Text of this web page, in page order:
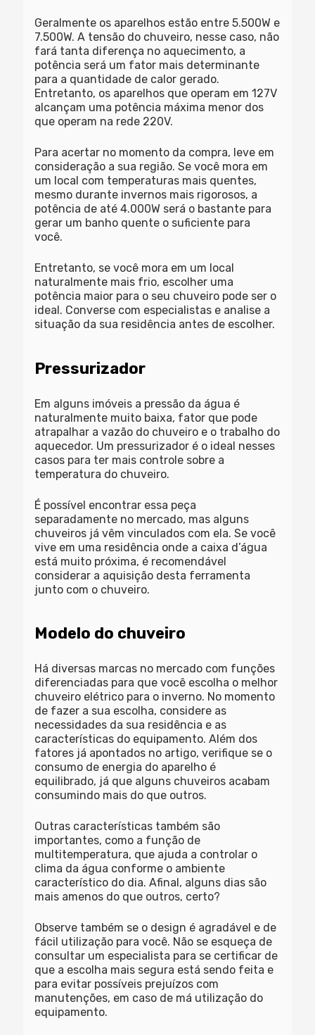
Geralmente os aparelhos estão entre 5.500W e
7.500W. A tensão do chuveiro, nesse caso, não
fará tanta diferença no aquecimento, a
potência será um fator mais determinante
para a quantidade de calor gerado.
Entretanto, os aparelhos que operam em 127V
alcançam uma potência máxima menor dos
que operam na rede 220V.
Para acertar no momento da compra, leve em
consideração a sua região. Se você mora em
um local com temperaturas mais quentes,
mesmo durante invernos mais rigorosos, a
potência de até 4.000W será o bastante para
gerar um banho quente o suficiente para
você.
Entretanto, se você mora em um local
naturalmente mais frio, escolher uma
potência maior para o seu chuveiro pode ser o
ideal. Converse com especialistas e analise a
situação da sua residência antes de escolher.
Pressurizador
Em alguns imóveis a pressão da água é
naturalmente muito baixa, fator que pode
atrapalhar a vazão do chuveiro e o trabalho do
aquecedor. Um pressurizador é o ideal nesses
casos para ter mais controle sobre a
temperatura do chuveiro.
É possível encontrar essa peça
separadamente no mercado, mas alguns
chuveiros já vêm vinculados com ela. Se você
vive em uma residência onde a caixa d’água
está muito próxima, é recomendável
considerar a aquisição desta ferramenta
junto com o chuveiro.
Modelo do chuveiro
Há diversas marcas no mercado com funções
diferenciadas para que você escolha o melhor
chuveiro elétrico para o inverno. No momento
de fazer a sua escolha, considere as
necessidades da sua residência e as
características do equipamento. Além dos
fatores já apontados no artigo, verifique se o
consumo de energia do aparelho é
equilibrado, já que alguns chuveiros acabam
consumindo mais do que outros.
Outras características também são
importantes, como a função de
multitemperatura, que ajuda a controlar o
clima da água conforme o ambiente
característico do dia. Afinal, alguns dias são
mais amenos do que outros, certo?
Observe também se o design é agradável e de
fácil utilização para você. Não se esqueça de
consultar um especialista para se certificar de
que a escolha mais segura está sendo feita e
para evitar possíveis prejuízos com
manutenções, em caso de má utilização do
equipamento.